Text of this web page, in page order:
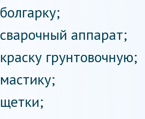
болгарку;
сварочный аппарат;
краску грунтовочную;
мастику;
щетки;